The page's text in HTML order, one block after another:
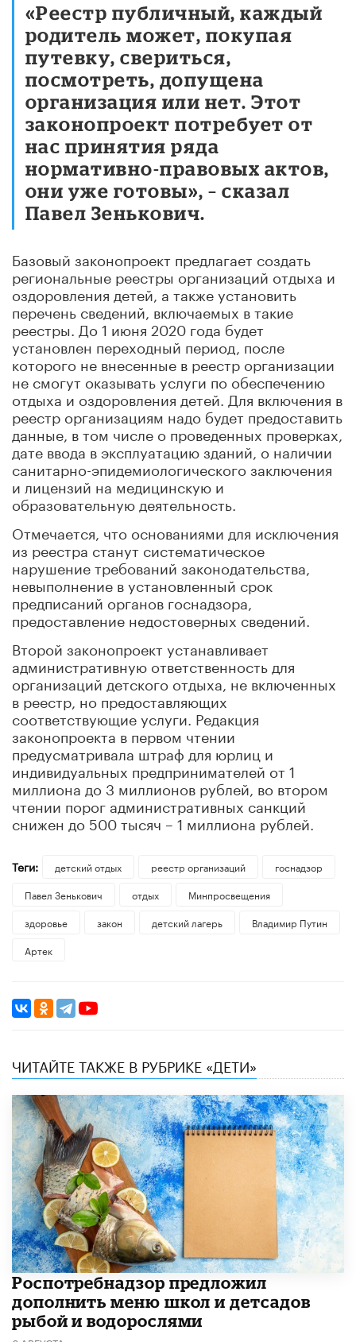
«Реестр публичный, каждый
родитель может, покупая
путевку, свериться,
посмотреть, допущена
организация или нет. Этот
законопроект потребует от
нас принятия ряда
нормативно-правовых актов,
они уже готовы», – сказал
Павел Зенькович.
Базовый законопроект предлагает создать
региональные реестры организаций отдыха и
оздоровления детей, а также установить
перечень сведений, включаемых в такие
реестры. До 1 июня 2020 года будет
установлен переходный период, после
которого не внесенные в реестр организации
не смогут оказывать услуги по обеспечению
отдыха и оздоровления детей. Для включения в
реестр организациям надо будет предоставить
данные, в том числе о проведенных проверках,
дате ввода в эксплуатацию зданий, о наличии
санитарно-эпидемиологического заключения
и лицензий на медицинскую и
образовательную деятельность.
Отмечается, что основаниями для исключения
из реестра станут систематическое
нарушение требований законодательства,
невыполнение в установленный срок
предписаний органов госнадзора,
предоставление недостоверных сведений.
Второй законопроект устанавливает
административную ответственность для
организаций детского отдыха, не включенных
в реестр, но предоставляющих
соответствующие услуги. Редакция
законопроекта в первом чтении
предусматривала штраф для юрлиц и
индивидуальных предпринимателей от 1
миллиона до 3 миллионов рублей, во втором
чтении порог административных санкций
снижен до 500 тысяч – 1 миллиона рублей.
Теги: детский отдых реестр организаций
госнадзор
Павел Зенькович
отдых
Минпросвещения
здоровье
закон детский лагерь
Владимир Путин
Артек
ЧИТАЙТЕ ТАКЖЕ В РУБРИКЕ «ДЕТИ»
Роспотребнадзор предложил
дополнить меню школ и детсадов
рыбой и водорослями